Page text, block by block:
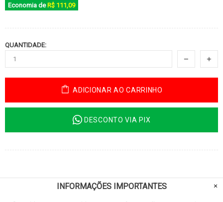
Economia de R$ 111,09
QUANTIDADE:
ADICIONAR AO CARRINHO
DESCONTO VIA PIX
INFORMAÇÕES IMPORTANTES